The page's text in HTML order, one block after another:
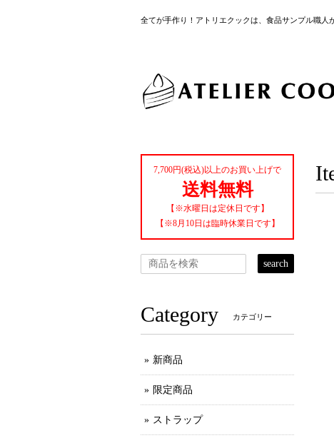
全てが手作り！アトリエクックは、食品サンプル職人
7,700円(税込)以上のお買い上げで
送料無料
【※水曜日は定休日です】
【※8月10日は臨時休業日です】
search
Category カテゴリー
新商品
限定商品
ストラップ